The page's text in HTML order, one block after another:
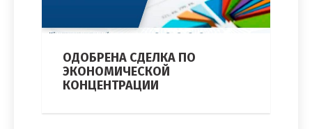
ОДОБРЕНА СДЕЛКА ПО
ЭКОНОМИЧЕСКОЙ
КОНЦЕНТРАЦИИ